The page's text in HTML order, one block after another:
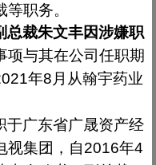
职务。
总裁朱文丰因涉嫌职
项与其在公司任职期
年8 月从翰宇药业
于广东省广晟资产经
视集团，自2016年4